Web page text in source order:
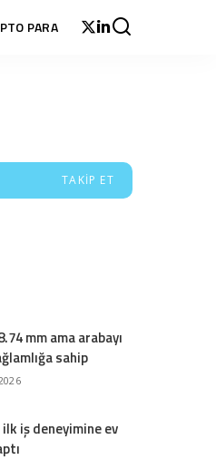
PARA
TAKIP ET
mm ama arabayı
sahip
iş deneyimine ev